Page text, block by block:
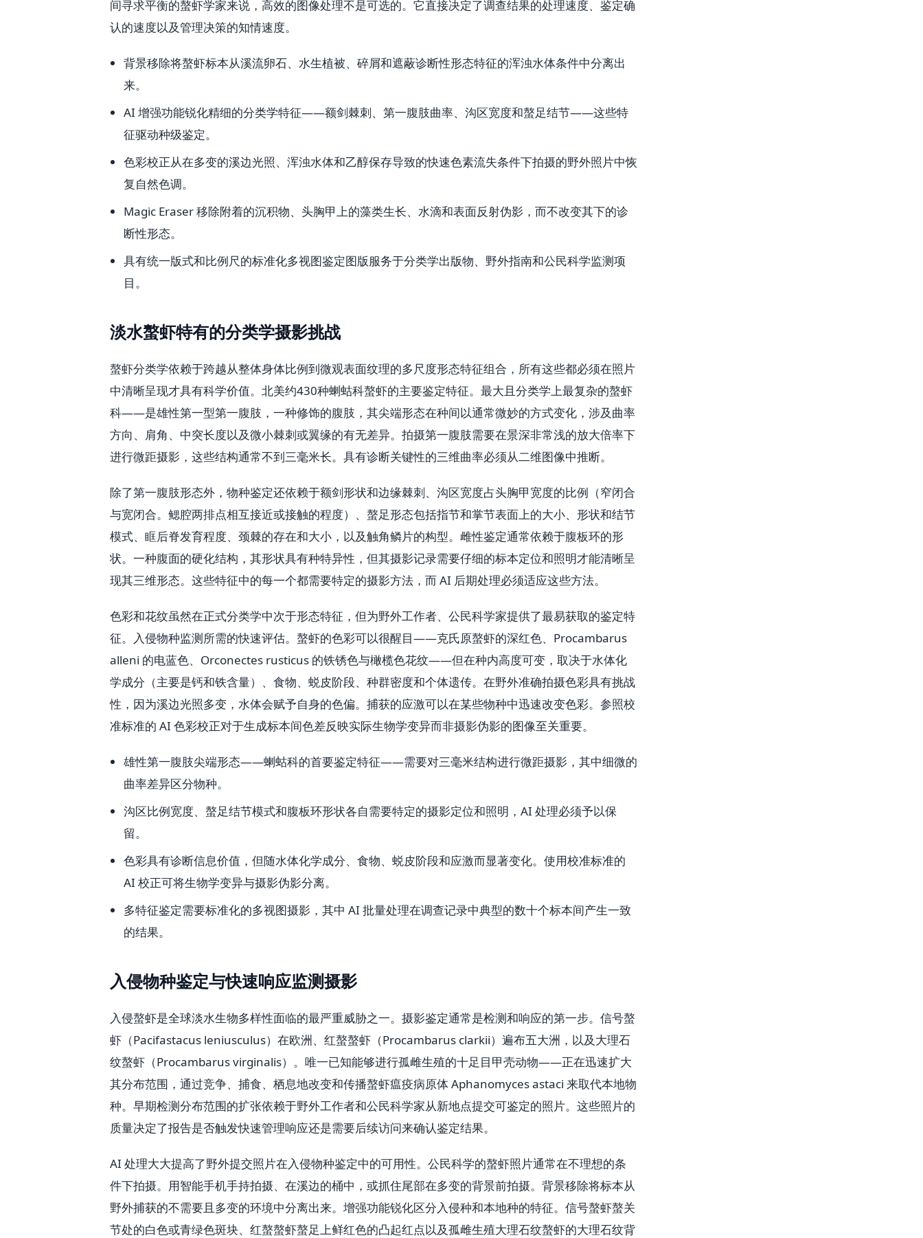
间寻求平衡的螯虾学家来说，高效的图像处理不是可选的。它直接决定了调查结果的处理速度、鉴定确
认的速度以及管理决策的知情速度。
背景移除将螯虾标本从溪流卵石、水生植被、碎屑和遮蔽诊断性形态特征的浑浊水体条件中分离出
来。
AI 增强功能锐化精细的分类学特征——额剑棘刺、第一腹肢曲率、沟区宽度和螯足结节——这些特
征驱动种级鉴定。
色彩校正从在多变的溪边光照、浑浊水体和乙醇保存导致的快速色素流失条件下拍摄的野外照片中恢
复自然色调。
Magic Eraser 移除附着的沉积物、头胸甲上的藻类生长、水滴和表面反射伪影，而不改变其下的诊
断性形态。
具有统一版式和比例尺的标准化多视图鉴定图版服务于分类学出版物、野外指南和公民科学监测项
目。
淡水螯虾特有的分类学摄影挑战
螯虾分类学依赖于跨越从整体身体比例到微观表面纹理的多尺度形态特征组合，所有这些都必须在照片
中清晰呈现才具有科学价值。北美约430种蝲蛄科螯虾的主要鉴定特征。最大且分类学上最复杂的螯虾
科——是雄性第一型第一腹肢，一种修饰的腹肢，其尖端形态在种间以通常微妙的方式变化，涉及曲率
方向、肩角、中突长度以及微小棘刺或翼缘的有无差异。拍摄第一腹肢需要在景深非常浅的放大倍率下
进行微距摄影，这些结构通常不到三毫米长。具有诊断关键性的三维曲率必须从二维图像中推断。
除了第一腹肢形态外，物种鉴定还依赖于额剑形状和边缘棘刺、沟区宽度占头胸甲宽度的比例（窄闭合
与宽闭合。鳃腔两排点相互接近或接触的程度）、螯足形态包括指节和掌节表面上的大小、形状和结节
模式、眶后脊发育程度、颈棘的存在和大小，以及触角鳞片的构型。雌性鉴定通常依赖于腹板环的形
状。一种腹面的硬化结构，其形状具有种特异性，但其摄影记录需要仔细的标本定位和照明才能清晰呈
现其三维形态。这些特征中的每一个都需要特定的摄影方法，而 AI 后期处理必须适应这些方法。
色彩和花纹虽然在正式分类学中次于形态特征，但为野外工作者、公民科学家提供了最易获取的鉴定特
征。入侵物种监测所需的快速评估。螯虾的色彩可以很醒目——克氏原螯虾的深红色、Procambarus
alleni 的电蓝色、Orconectes rusticus 的铁锈色与橄榄色花纹——但在种内高度可变，取决于水体化
学成分（主要是钙和铁含量）、食物、蜕皮阶段、种群密度和个体遗传。在野外准确拍摄色彩具有挑战
性，因为溪边光照多变，水体会赋予自身的色偏。捕获的应激可以在某些物种中迅速改变色彩。参照校
准标准的 AI 色彩校正对于生成标本间色差反映实际生物学变异而非摄影伪影的图像至关重要。
雄性第一腹肢尖端形态——蝲蛄科的首要鉴定特征——需要对三毫米结构进行微距摄影，其中细微的
曲率差异区分物种。
沟区比例宽度、螯足结节模式和腹板环形状各自需要特定的摄影定位和照明，AI 处理必须予以保
留。
色彩具有诊断信息价值，但随水体化学成分、食物、蜕皮阶段和应激而显著变化。使用校准标准的
AI 校正可将生物学变异与摄影伪影分离。
多特征鉴定需要标准化的多视图摄影，其中 AI 批量处理在调查记录中典型的数十个标本间产生一致
的结果。
入侵物种鉴定与快速响应监测摄影
入侵螯虾是全球淡水生物多样性面临的最严重威胁之一。摄影鉴定通常是检测和响应的第一步。信号螯
虾（Pacifastacus leniusculus）在欧洲、红螯螯虾（Procambarus clarkii）遍布五大洲，以及大理石
纹螯虾（Procambarus virginalis）。唯一已知能够进行孤雌生殖的十足目甲壳动物——正在迅速扩大
其分布范围，通过竞争、捕食、栖息地改变和传播螯虾瘟疫病原体 Aphanomyces astaci 来取代本地物
种。早期检测分布范围的扩张依赖于野外工作者和公民科学家从新地点提交可鉴定的照片。这些照片的
质量决定了报告是否触发快速管理响应还是需要后续访问来确认鉴定结果。
AI 处理大大提高了野外提交照片在入侵物种鉴定中的可用性。公民科学的螯虾照片通常在不理想的条
件下拍摄。用智能手机手持拍摄、在溪边的桶中，或抓住尾部在多变的背景前拍摄。背景移除将标本从
野外捕获的不需要且多变的环境中分离出来。增强功能锐化区分入侵种和本地种的特征。信号螯虾螯关
节处的白色或青绿色斑块、红螯螯虾螯足上鲜红色的凸起红点以及孤雌生殖大理石纹螯虾的大理石纹背